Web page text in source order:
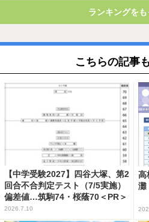
ランキングを
こちらの記事
【中学受験2027】四谷大塚、第2
回合不合判定テスト（7/5実施）
偏差値…筑駒74・桜蔭70＜PR＞
2026.7.10
高
灘